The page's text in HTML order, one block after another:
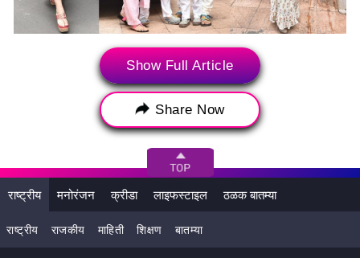
Show Full Article
Share Now
राष्ट्रीय मनोरंजन क्रीडा लाइफस्टाइल ठळक बातम्या
राष्ट्रीय राजकीय माहिती शिक्षण बातम्या